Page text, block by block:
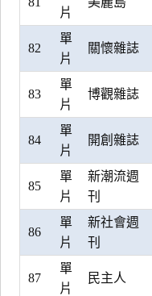
片
82
單
片
關懷雜誌
83
單
片
博觀雜誌
84
單
片
開創雜誌
85
單
片
新潮流週
刊
86
單
片
新社會週
刊
87
單
片
民主人